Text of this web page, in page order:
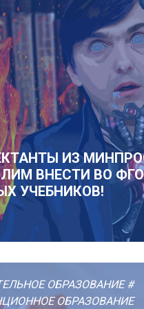
ИЗ
ВНЕСТИ ВО
УЧЕБНИКОВ!
ОБРАЗОВАНИЕ #
ОБРАЗОВАНИЕ